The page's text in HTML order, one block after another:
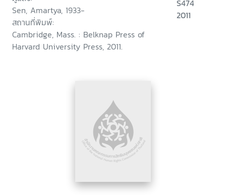
Sen, Amartya, 1933-
สถานที่พิมพ์:
Cambridge, Mass. : Belknap Press of
Harvard University Press, 2011.
S474
2011